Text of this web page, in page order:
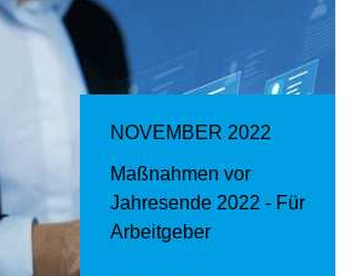
NOVEMBER 2022
Maßnahmen vor
Jahresende 2022 - Für
Arbeitgeber